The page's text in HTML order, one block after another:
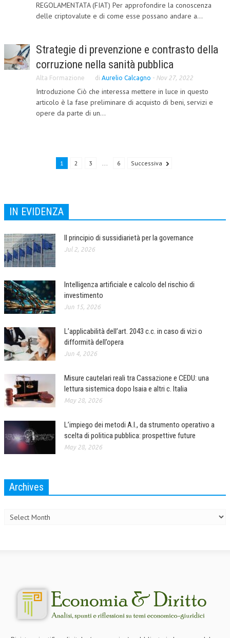
PRASSI
TRIBUTARIA
GIURISPRUDENZA
EUROPEA
COSTITUZIONALE
ARCHIVIO EVENTI (FINO AL 2022)
CORSI ENTI TERZI
PUBBLICAZIONI
TELEGRAM
MANUALI E MONOGRAFIE
TESI DI LAUREA
MATERIALE DIDATTICO
INVITI E PROMOZIONI
REGOLAMENTATA (FIAT) Per approfondire la conoscenza
delle criptovalute e di come esse possano andare a...
Strategie di prevenzione e contrasto della
corruzione nella sanità pubblica
Alta Formazione di Aurelio Calcagno - Nov 27, 2022
Introduzione Ciò che interessa mettere in luce in questo
articolo è la fase preliminare di acquisto di beni, servizi e
opere da parte di un...
1 2 3 ... 6 Successiva
IN EVIDENZA
Il principio di sussidiarietà per la governance
Jul 2, 2026
Intelligenza artificiale e calcolo del rischio di
investimento
Jun 15, 2026
L’applicabilità dell’art. 2043 c.c. in caso di vizi o
difformità dell’opera
Jun 4, 2026
Misure cautelari reali tra Cassazione e CEDU: una
lettura sistemica dopo Isaia e altri c. Italia
May 28, 2026
L’impiego dei metodi A.I., da strumento operativo a
scelta di politica pubblica: prospettive future
May 28, 2026
Archives